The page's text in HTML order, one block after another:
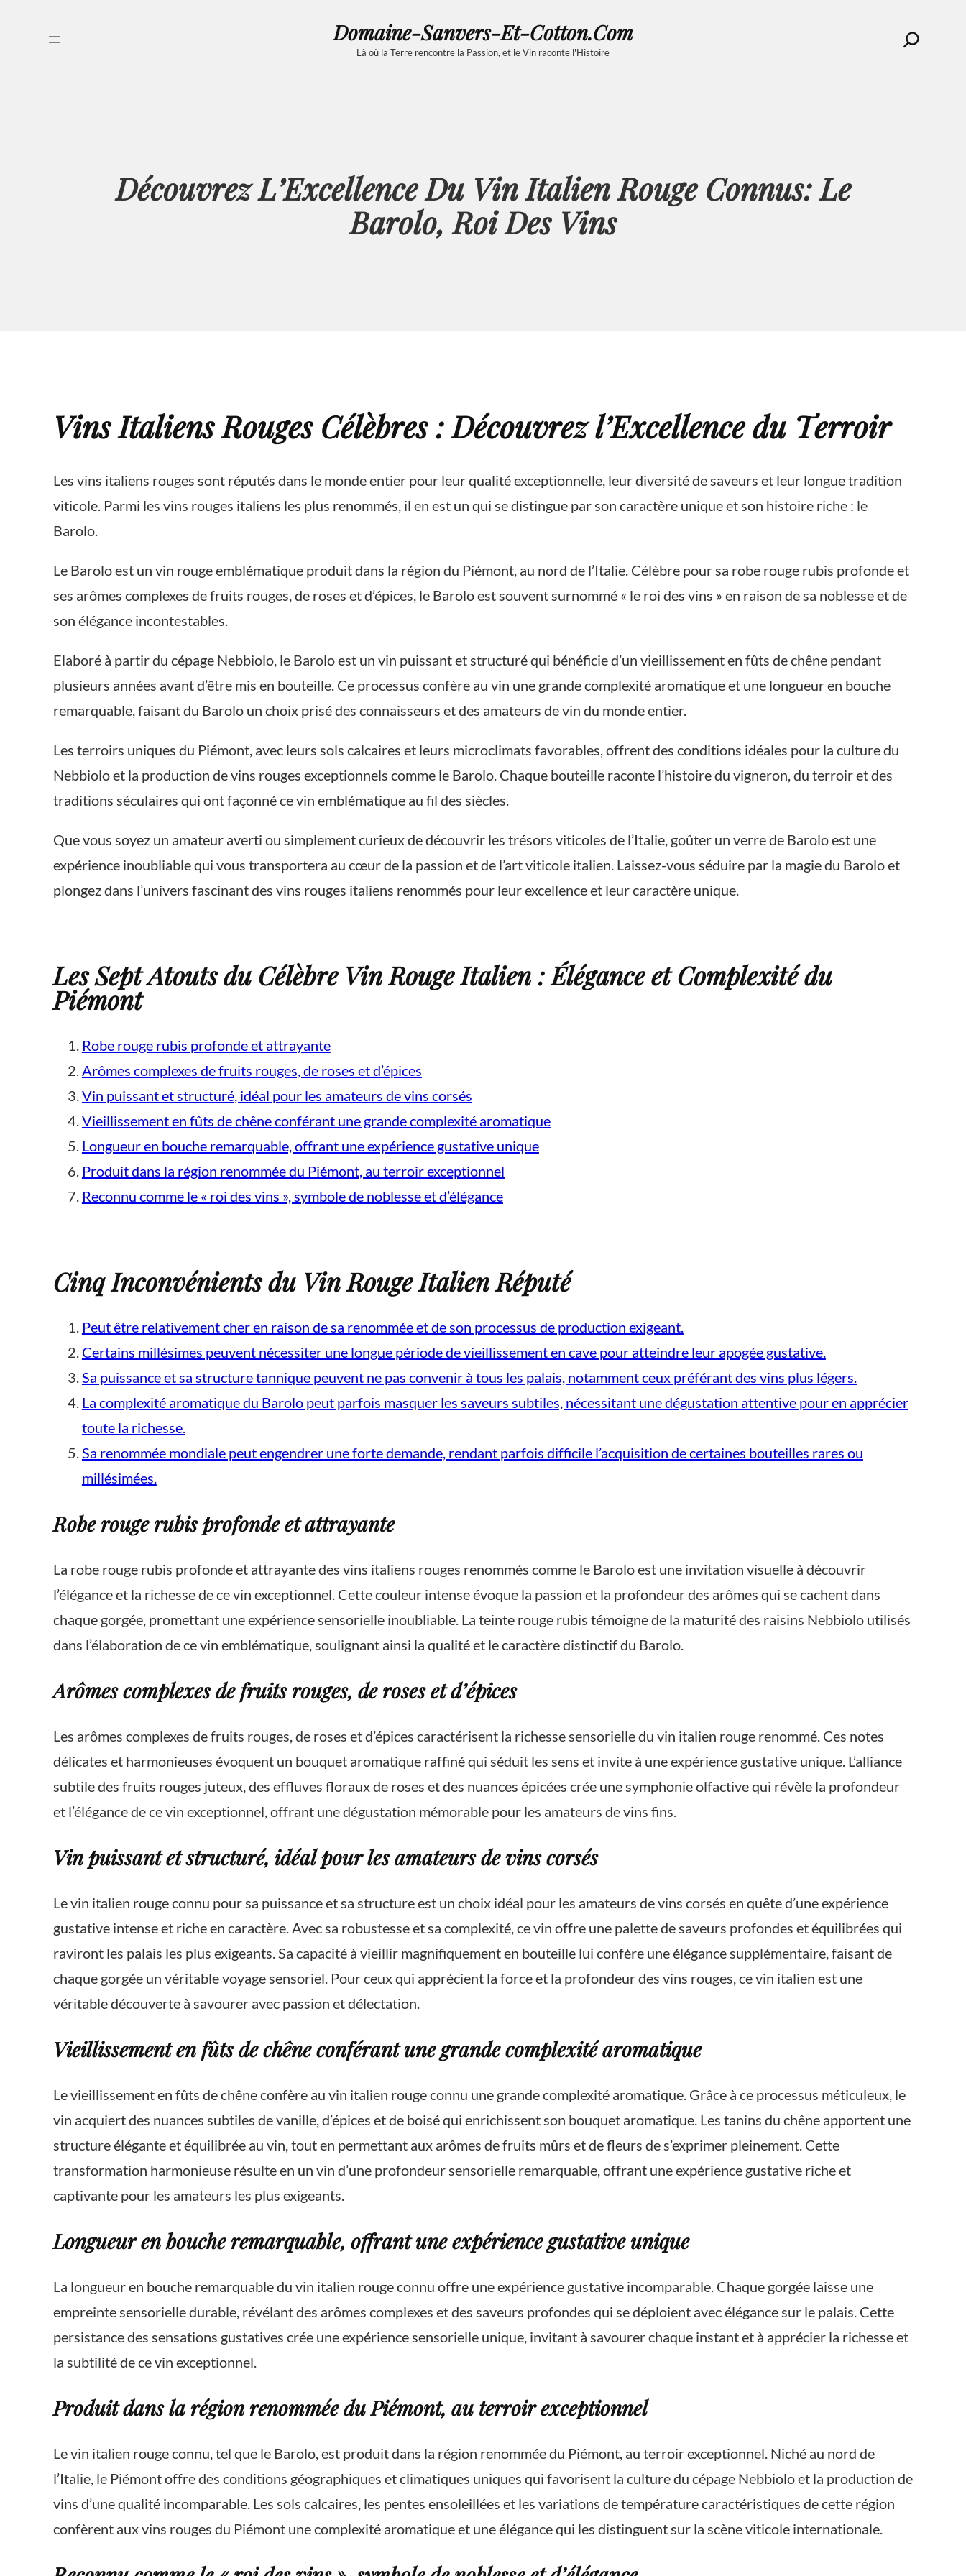
Domaine-Sanvers-Et-Cotton.com
Là où la Terre rencontre la Passion, et le Vin raconte l'Histoire
Search
Découvrez L’Excellence Du Vin Italien Rouge Connus: Le
Barolo, Roi Des Vins
Vins Italiens Rouges Célèbres : Découvrez l’Excellence du Terroir
Les vins italiens rouges sont réputés dans le monde entier pour leur qualité exceptionnelle, leur diversité de saveurs et leur longue tradition
viticole. Parmi les vins rouges italiens les plus renommés, il en est un qui se distingue par son caractère unique et son histoire riche : le
Barolo.
Le Barolo est un vin rouge emblématique produit dans la région du Piémont, au nord de l’Italie. Célèbre pour sa robe rouge rubis profonde et
ses arômes complexes de fruits rouges, de roses et d’épices, le Barolo est souvent surnommé « le roi des vins » en raison de sa noblesse et de
son élégance incontestables.
Elaboré à partir du cépage Nebbiolo, le Barolo est un vin puissant et structuré qui bénéficie d’un vieillissement en fûts de chêne pendant
plusieurs années avant d’être mis en bouteille. Ce processus confère au vin une grande complexité aromatique et une longueur en bouche
remarquable, faisant du Barolo un choix prisé des connaisseurs et des amateurs de vin du monde entier.
Les terroirs uniques du Piémont, avec leurs sols calcaires et leurs microclimats favorables, offrent des conditions idéales pour la culture du
Nebbiolo et la production de vins rouges exceptionnels comme le Barolo. Chaque bouteille raconte l’histoire du vigneron, du terroir et des
traditions séculaires qui ont façonné ce vin emblématique au fil des siècles.
Que vous soyez un amateur averti ou simplement curieux de découvrir les trésors viticoles de l’Italie, goûter un verre de Barolo est une
expérience inoubliable qui vous transportera au cœur de la passion et de l’art viticole italien. Laissez-vous séduire par la magie du Barolo et
plongez dans l’univers fascinant des vins rouges italiens renommés pour leur excellence et leur caractère unique.
Les Sept Atouts du Célèbre Vin Rouge Italien : Élégance et Complexité du
Piémont
Robe rouge rubis profonde et attrayante
Arômes complexes de fruits rouges, de roses et d’épices
Vin puissant et structuré, idéal pour les amateurs de vins corsés
Vieillissement en fûts de chêne conférant une grande complexité aromatique
Longueur en bouche remarquable, offrant une expérience gustative unique
Produit dans la région renommée du Piémont, au terroir exceptionnel
Reconnu comme le « roi des vins », symbole de noblesse et d’élégance
Cinq Inconvénients du Vin Rouge Italien Réputé
Peut être relativement cher en raison de sa renommée et de son processus de production exigeant.
Certains millésimes peuvent nécessiter une longue période de vieillissement en cave pour atteindre leur apogée gustative.
Sa puissance et sa structure tannique peuvent ne pas convenir à tous les palais, notamment ceux préférant des vins plus légers.
La complexité aromatique du Barolo peut parfois masquer les saveurs subtiles, nécessitant une dégustation attentive pour en apprécier
toute la richesse.
Sa renommée mondiale peut engendrer une forte demande, rendant parfois difficile l’acquisition de certaines bouteilles rares ou
millésimées.
Robe rouge rubis profonde et attrayante
La robe rouge rubis profonde et attrayante des vins italiens rouges renommés comme le Barolo est une invitation visuelle à découvrir
l’élégance et la richesse de ce vin exceptionnel. Cette couleur intense évoque la passion et la profondeur des arômes qui se cachent dans
chaque gorgée, promettant une expérience sensorielle inoubliable. La teinte rouge rubis témoigne de la maturité des raisins Nebbiolo utilisés
dans l’élaboration de ce vin emblématique, soulignant ainsi la qualité et le caractère distinctif du Barolo.
Arômes complexes de fruits rouges, de roses et d’épices
Les arômes complexes de fruits rouges, de roses et d’épices caractérisent la richesse sensorielle du vin italien rouge renommé. Ces notes
délicates et harmonieuses évoquent un bouquet aromatique raffiné qui séduit les sens et invite à une expérience gustative unique. L’alliance
subtile des fruits rouges juteux, des effluves floraux de roses et des nuances épicées crée une symphonie olfactive qui révèle la profondeur
et l’élégance de ce vin exceptionnel, offrant une dégustation mémorable pour les amateurs de vins fins.
Vin puissant et structuré, idéal pour les amateurs de vins corsés
Le vin italien rouge connu pour sa puissance et sa structure est un choix idéal pour les amateurs de vins corsés en quête d’une expérience
gustative intense et riche en caractère. Avec sa robustesse et sa complexité, ce vin offre une palette de saveurs profondes et équilibrées qui
raviront les palais les plus exigeants. Sa capacité à vieillir magnifiquement en bouteille lui confère une élégance supplémentaire, faisant de
chaque gorgée un véritable voyage sensoriel. Pour ceux qui apprécient la force et la profondeur des vins rouges, ce vin italien est une
véritable découverte à savourer avec passion et délectation.
Vieillissement en fûts de chêne conférant une grande complexité aromatique
Le vieillissement en fûts de chêne confère au vin italien rouge connu une grande complexité aromatique. Grâce à ce processus méticuleux, le
vin acquiert des nuances subtiles de vanille, d’épices et de boisé qui enrichissent son bouquet aromatique. Les tanins du chêne apportent une
structure élégante et équilibrée au vin, tout en permettant aux arômes de fruits mûrs et de fleurs de s’exprimer pleinement. Cette
transformation harmonieuse résulte en un vin d’une profondeur sensorielle remarquable, offrant une expérience gustative riche et
captivante pour les amateurs les plus exigeants.
Longueur en bouche remarquable, offrant une expérience gustative unique
La longueur en bouche remarquable du vin italien rouge connu offre une expérience gustative incomparable. Chaque gorgée laisse une
empreinte sensorielle durable, révélant des arômes complexes et des saveurs profondes qui se déploient avec élégance sur le palais. Cette
persistance des sensations gustatives crée une expérience sensorielle unique, invitant à savourer chaque instant et à apprécier la richesse et
la subtilité de ce vin exceptionnel.
Produit dans la région renommée du Piémont, au terroir exceptionnel
Le vin italien rouge connu, tel que le Barolo, est produit dans la région renommée du Piémont, au terroir exceptionnel. Niché au nord de
l’Italie, le Piémont offre des conditions géographiques et climatiques uniques qui favorisent la culture du cépage Nebbiolo et la production de
vins d’une qualité incomparable. Les sols calcaires, les pentes ensoleillées et les variations de température caractéristiques de cette région
confèrent aux vins rouges du Piémont une complexité aromatique et une élégance qui les distinguent sur la scène viticole internationale.